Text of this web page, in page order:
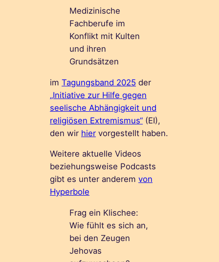
Medizinische
Fachberufe im
Konflikt mit Kulten
und ihren
Grundsätzen
imTagungsband 2025 der
„Initiative zur Hilfe gegen
seelische Abhängigkeit und
religiösen Extremismus“ (EI),
den wir hier vorgestellt haben.
Weitere aktuelle Videos
beziehungsweise Podcasts
gibt es unter anderemvon
Hyperbole
Frag ein Klischee:
Wie fühlt es sich an,
bei den Zeugen
Jehovas